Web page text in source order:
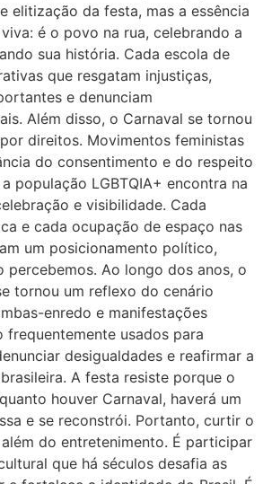
elitização da festa, mas a essência
é o povo na rua, celebrando a
sua história. Cada escola de
que resgatam injustiças,
e denunciam
Além disso, o Carnaval se tornou
direitos. Movimentos feministas
do consentimento e do respeito
população LGBTQIA+ encontra na
e visibilidade. Cada
e cada ocupação de espaço nas
um posicionamento político,
percebemos. Ao longo dos anos, o
tornou um reflexo do cenário
enredo e manifestações
usados para
desigualdades e reafirmar a
A festa resiste porque o
houver Carnaval, haverá um
e se reconstrói. Portanto, curtir o
do entretenimento. É participar
que há séculos desafia as